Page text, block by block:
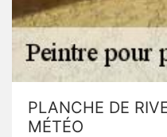
PLANCHE DE
MÉTÉO